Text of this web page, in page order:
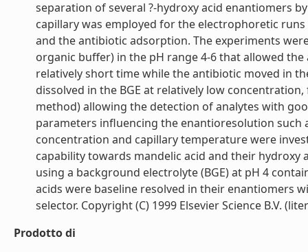
separation of several ?-hydroxy acid enantiomers
capillary was employed for the electrophoretic
and the antibiotic adsorption. The experiments
organic buffer) in the pH range 4-6 that allowed
relatively short time while the antibiotic moved in
dissolved in the BGE at relatively low
method) allowing the detection of analytes with
parameters influencing the enantioresolution
concentration and capillary temperature were
capability towards mandelic acid and their
using a background electrolyte (BGE) at pH 4
acids were baseline resolved in their enantiomers
selector. Copyright (C) 1999 Elsevier Science B.V.
Prodotto di